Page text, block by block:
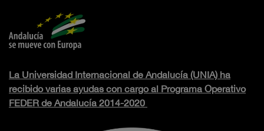
La Universidad Internacional de Andalucía (UNIA) ha
recibido varias ayudas con cargo al Programa Operativo
FEDER de Andalucía 2014-2020